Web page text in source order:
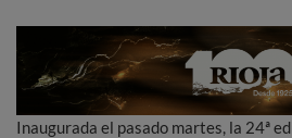
Inaugurada el pasado martes, la 24ª